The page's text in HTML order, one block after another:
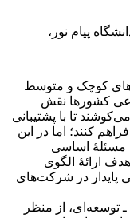
پیام نور،
کوچک و متوسط
کشورها نقش
تا با پشتیبانی
کنند؛ اما در این
مسئلۀ اساسی
ارائۀ الگوی
پایدار در شرکت‌های
توسعه‌ای، از منظر